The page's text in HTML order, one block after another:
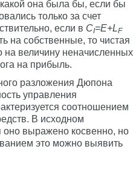
она была бы, если бы
только за счет
если в CI=E+LF
на собственные, то чистая
на величину неначисленных
на прибыль.
разложения Дюпона
управления
соотношением
В исходном
оно выражено косвенно, но
это можно выявить